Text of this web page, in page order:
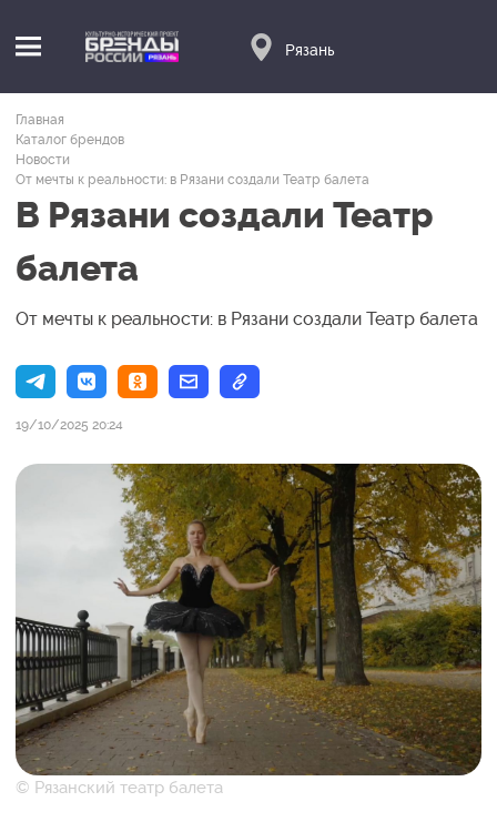
Рязань
Главная
Каталог брендов
Новости
От мечты к реальности: в Рязани создали Театр балета
В Рязани создали Театр
балета
От мечты к реальности: в Рязани создали Театр балета
19/10/2025 20:24
© Рязанский театр балета